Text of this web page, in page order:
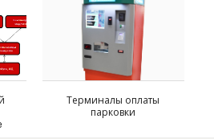
Терминалы оплаты
парковки